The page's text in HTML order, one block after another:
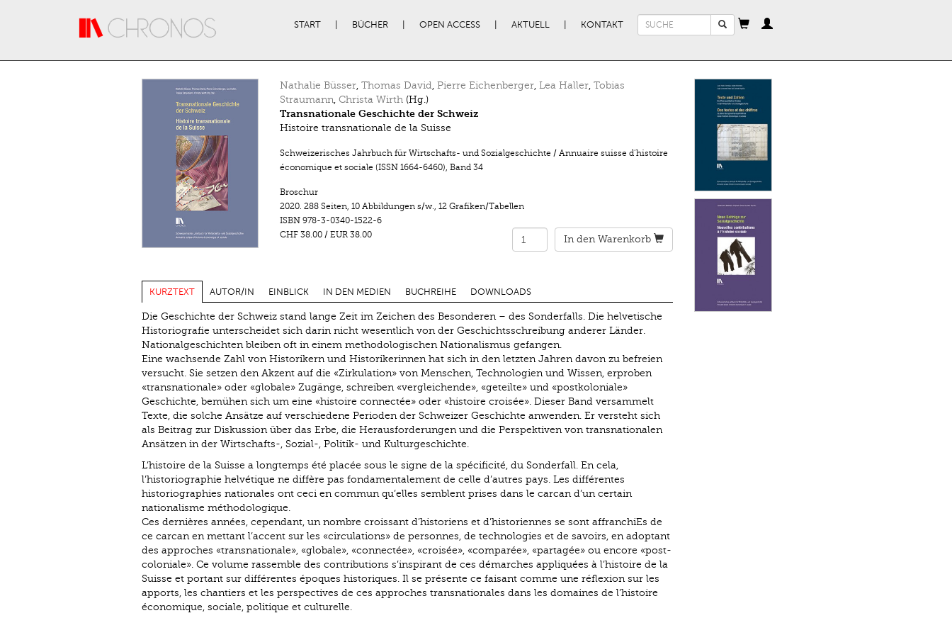
START BÜCHER OPEN ACCESS AKTUELL KONTAKT
Suchformular
Nathalie Büsser, Thomas David, Pierre Eichenberger, Lea Haller, Tobias
Straumann, Christa Wirth(Hg.)
Transnationale Geschichte der Schweiz
Histoire transnationale de la Suisse
Schweizerisches Jahrbuch für Wirtschafts- und Sozialgeschichte / Annuaire suisse d’histoire
économique et sociale (ISSN 1664-6460), Band 34
Broschur
2020. 288 Seiten, 10 Abbildungen s/w., 12 Grafiken/Tabellen
ISBN 978-3-0340-1522-6
CHF 38.00/ EUR 38.00 In den Warenkorb
KURZTEXT AUTOR/IN EINBLICK IN DEN MEDIEN BUCHREIHE DOWNLOADS
Die Geschichte der Schweiz stand lange Zeit im ­Zeichen des Besonderen – des Sonderfalls. Die helvetische
Historiografie unterscheidet sich darin nicht wesentlich von der Geschichtsschreibung anderer Länder.
Nationalgeschichten bleiben oft in einem methodologischen Nationalismus gefangen.
Eine wachsende Zahl von Historikern und Historikerinnen hat sich in den letzten Jahren davon zu befreien
versucht. Sie setzen den Akzent auf die «Zirkulation» von Menschen, Technologien und Wissen, erproben
«transnationale» oder «globale» Zugänge, schreiben «vergleichende», «geteilte» und «postkoloniale»
Geschichte, bemühen sich um eine «histoire connectée» oder «histoire croisée». Dieser Band versammelt
Texte, die solche Ansätze auf verschiedene Perioden der Schweizer Geschichte anwenden. Er versteht sich
als Beitrag zur Diskussion über das Erbe, die Herausforderungen und die Perspektiven von transnationalen
Ansätzen in der Wirtschafts-, Sozial-, ­Politik- und Kulturgeschichte.
L’histoire de la Suisse a longtemps été placée sous le signe de la spécificité, du Sonderfall. En cela,
l’historiographie helvétique ne diffère pas fondamentalement de celle d’autres pays. Les différentes
historiographies nationales ont ceci en commun qu’elles semblent prises dans le carcan d’un certain
nationalisme méthodologique.
Ces dernières années, cependant, un nombre croissant d’historiens et d’historiennes se sont affranchiEs de
ce carcan en mettant l’accent sur les «circulations» de personnes, de technologies et de savoirs, en adoptant
des approches «transnationale», «globale», «connectée», «croisée», «comparée», «partagée» ou encore «post-
coloniale». Ce volume rassemble des contributions s’inspirant de ces démarches appliquées à l’histoire de la
Suisse et portant sur différentes époques historiques. Il se présente ce faisant comme une réflexion sur les
apports, les chantiers et les perspectives de ces approches transnationales dans les domaines de l’histoire
économique, sociale, politique et culturelle.